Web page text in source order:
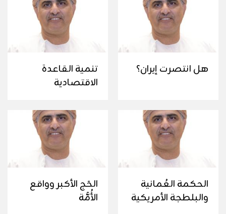
هل انتصرت إيران؟
تنمية القاعدة
الاقتصادية
الحكمة العُمانية
والبلطجة الأمريكية
الحَج الأكبر وواقع
الأُمَّة